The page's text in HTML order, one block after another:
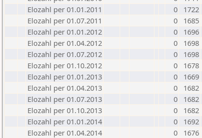
Elozahl per 01.01.2011
0
1722
Elozahl per 01.07.2011
0
1685
Elozahl per 01.01.2012
0
1696
Elozahl per 01.04.2012
0
1698
Elozahl per 01.07.2012
0
1698
Elozahl per 01.10.2012
0
1678
Elozahl per 01.01.2013
0
1669
Elozahl per 01.04.2013
0
1682
Elozahl per 01.07.2013
0
1682
Elozahl per 01.10.2013
0
1682
Elozahl per 01.01.2014
0
1692
Elozahl per 01.04.2014
0
1676